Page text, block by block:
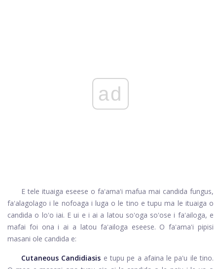
ad
E tele ituaiga eseese o faʻamaʻi mafua mai candida fungus,
faʻalagolago i le nofoaga i luga o le tino e tupu ma le ituaiga o
candida o loʻo iai. E ui e i ai a latou soʻoga soʻose i faʻailoga, e
mafai foi ona i ai a latou faʻailoga eseese. O faʻamaʻi pipisi
masani ole candida e:
Cutaneous Candidiasis e tupu pe a afaina le paʻu ile tino.